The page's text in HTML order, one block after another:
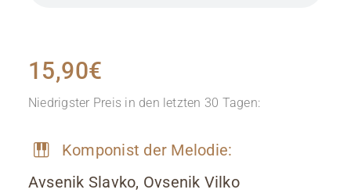
15,90€
Niedrigster Preis in den letzten 30 Tagen:
Komponist der Melodie:
Avsenik Slavko, Ovsenik Vilko